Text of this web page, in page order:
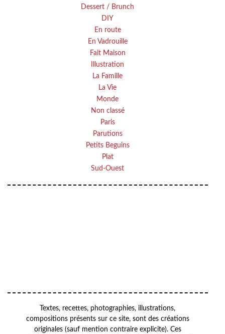
Dessert / Brunch
DIY
En route
En Vadrouille
Fait Maison
Illustration
La Famille
La Vie
Monde
Non classé
Paris
Parutions
Petits Beguins
Plat
Sud-Ouest
Textes, recettes, photographies, illustrations,
compositions présents sur ce site, sont des créations
originales (sauf mention contraire explicite). Ces